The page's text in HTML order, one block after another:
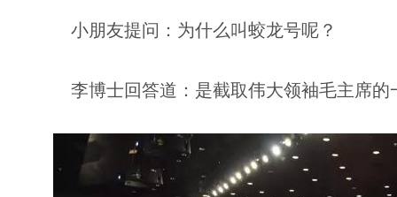
小朋友提问：为什么叫蛟龙号呢？
李博士回答道：是截取伟大领袖毛主席的